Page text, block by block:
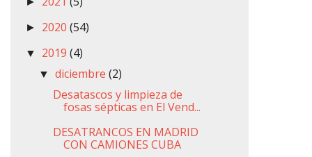
► 2020 (54)
▼ 2019 (4)
▼diciembre(2)
Desatascos y limpieza de
fosas sépticas en El Vend...
DESATRANCOS EN MADRID
CON CAMIONES CUBA